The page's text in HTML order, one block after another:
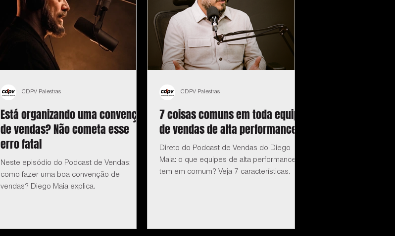
Está organizando uma convenção
de vendas? Não cometa esse
erro fatal
Neste episódio do Podcast de Vendas:
como fazer uma boa convenção de
vendas? Diego Maia explica.
CDPV Palestras
7 coisas comuns em toda equipe
de vendas de alta performance
Direto do Podcast de Vendas do Diego
Maia: o que equipes de alta performance
tem em comum? Veja 7 características.
CDPV Palestras